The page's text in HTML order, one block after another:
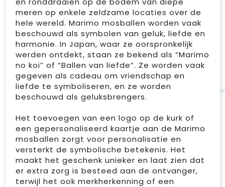
meren op enkele zeldzame locaties over de
hele wereld. Marimo mosballen worden vaak
beschouwd als symbolen van geluk, liefde en
harmonie. In Japan, waar ze oorspronkelijk
werden ontdekt, staan ze bekend als “Marimo
no koi” of “Ballen van liefde”. Ze worden vaak
gegeven als cadeau om vriendschap en
liefde te symboliseren, en ze worden
beschouwd als geluksbrengers.
Het toevoegen van een logo op de kurk of
een gepersonaliseerd kaartje aan de Marimo
mosballen zorgt voor personalisatie en
versterkt de symbolische betekenis. Het
maakt het geschenk unieker en laat zien dat
er extra zorg is besteed aan de ontvanger,
terwijl het ook merkherkenning of een